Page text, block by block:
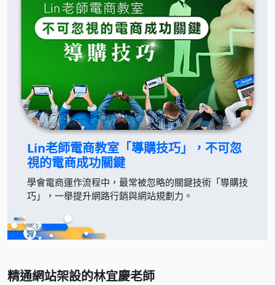
Lin老師電商教室 「導購技巧」，不可忽
視的電商成功關鍵
學會電商運作流程中，最常被忽略的關鍵技術「導購技
巧」，一舉提升網路行銷與網站規劃力。
精通網站架設的林宜慶老師